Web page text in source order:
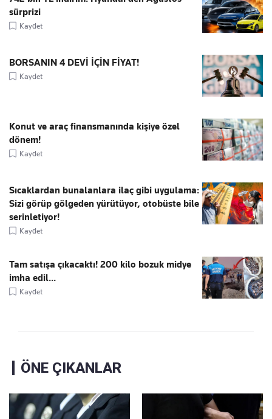
sürprizi
Kaydet
BORSANIN 4 DEVİ İÇİN FİYAT!
Kaydet
Konut ve araç finansmanında kişiye özel
dönem!
Kaydet
Sıcaklardan bunalanlara ilaç gibi uygulama:
Sizi görüp gölgeden yürütüyor, otobüste bile
serinletiyor!
Kaydet
Tam satışa çıkacaktı! 200 kilo bozuk midye
imha edil...
Kaydet
ÖNE ÇIKANLAR